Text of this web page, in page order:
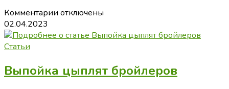
Комментарии к
Таблицы
индюков
отключены
02.04.2023
Статьи
Выпойка цыплят бройлеров